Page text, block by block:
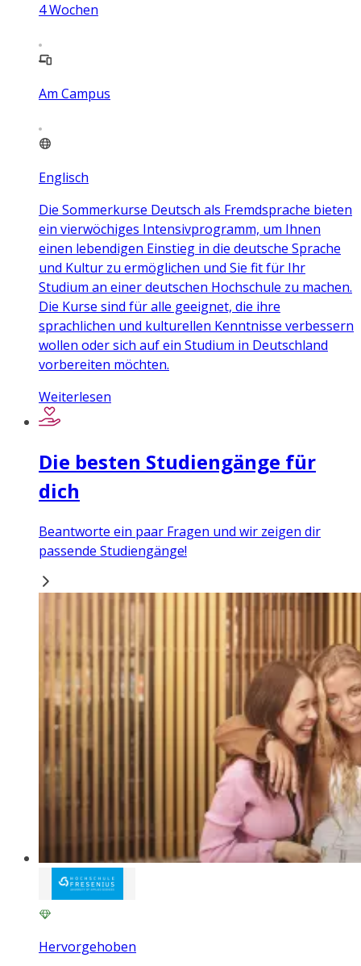
4Wochen
Am Campus
Englisch
Die Sommerkurse Deutsch als Fremdsprache bieten
ein vierwöchiges Intensivprogramm, um Ihnen
einen lebendigen Einstieg in die deutsche Sprache
und Kultur zu ermöglichen und Sie fit für Ihr
Studium an einer deutschen Hochschule zu machen.
Die Kurse sind für alle geeignet, die ihre
sprachlichen und kulturellen Kenntnisse verbessern
wollen oder sich auf ein Studium in Deutschland
vorbereiten möchten.
Weiterlesen
Die besten Studiengänge für
dich
Beantworte ein paar Fragen und wir zeigen dir
passende Studiengänge!
Hervorgehoben